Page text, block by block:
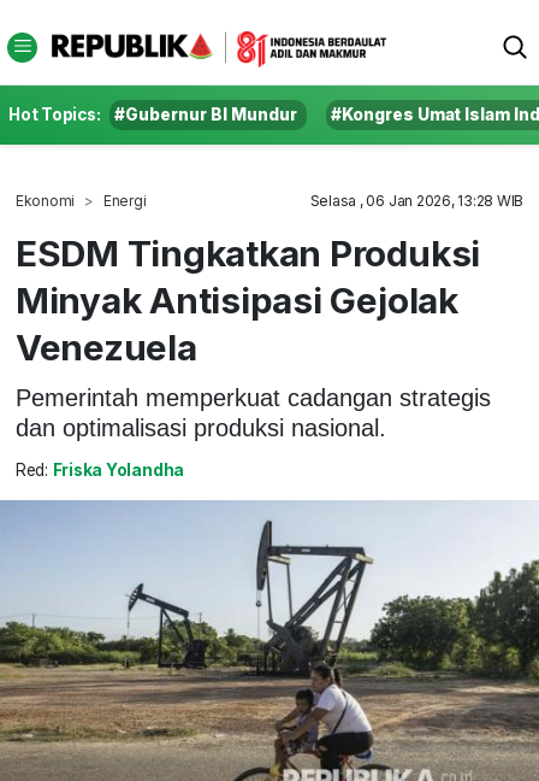
Hot Topics: #Gubernur BI Mundur #Kongres Umat Islam
Ekonomi Energi Selasa , 06 Jan 2026, 13:28 WIB
ESDM Tingkatkan Produksi
Minyak Antisipasi Gejolak
Venezuela
Pemerintah memperkuat cadangan strategis
dan optimalisasi produksi nasional.
Red: Friska Yolandha